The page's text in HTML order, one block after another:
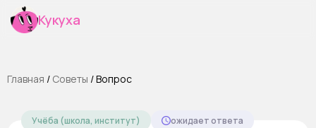
Кукуха
Главная / Cоветы /Вопрос
Учёба (школа, институт) ожидает ответа